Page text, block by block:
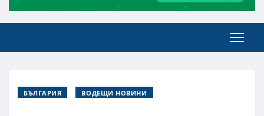
БЪЛГАРИЯ ВОДЕЩИ НОВИНИ